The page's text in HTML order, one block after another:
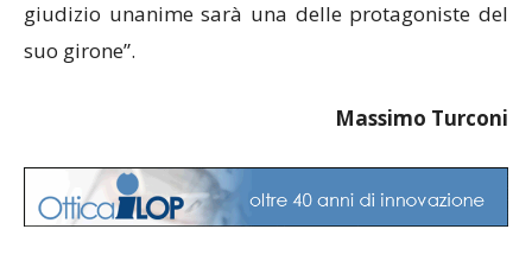
giudizio unanime sarà una delle protagoniste del
suo girone”.
Massimo Turconi